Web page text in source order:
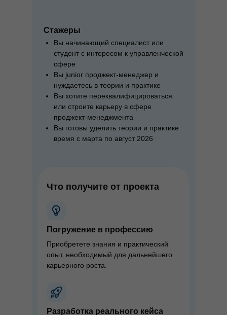
Погружение в профессию
Приобретете знания и практический
опыт, необходимый для дальнейшего
карьерного роста.
Разработка реального кейса
Что получите от проекта
Вы начинающий специалист или
студент с интересом к управленческой
сфере
Вы junior проджект-менеджер и
нуждаетесь в теории и практике
Вы хотите переквалифицироваться
или строите карьеру в сфере
проджект-менеджмента
Вы готовы уделить теории и практике
время с марта по август 2026
Стажеры